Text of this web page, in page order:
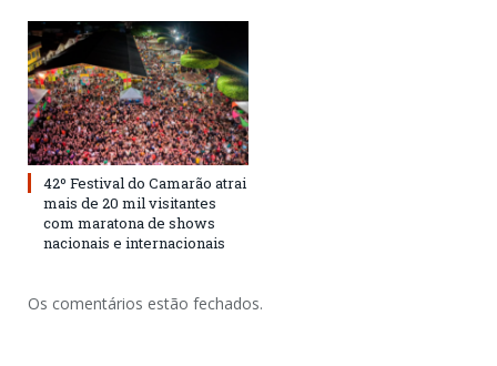
42º Festival do Camarão atrai
mais de 20 mil visitantes
com maratona de shows
nacionais e internacionais
Os comentários estão fechados.